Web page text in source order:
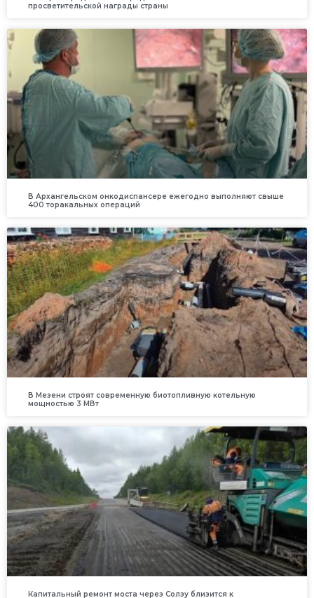
просветительской награды страны
В Архангельском онкодиспансере ежегодно выполняют свыше
400 торакальных операций
В Мезени строят современную биотопливную котельную
мощностью 3 МВт
Капитальный ремонт моста через Солзу близится к